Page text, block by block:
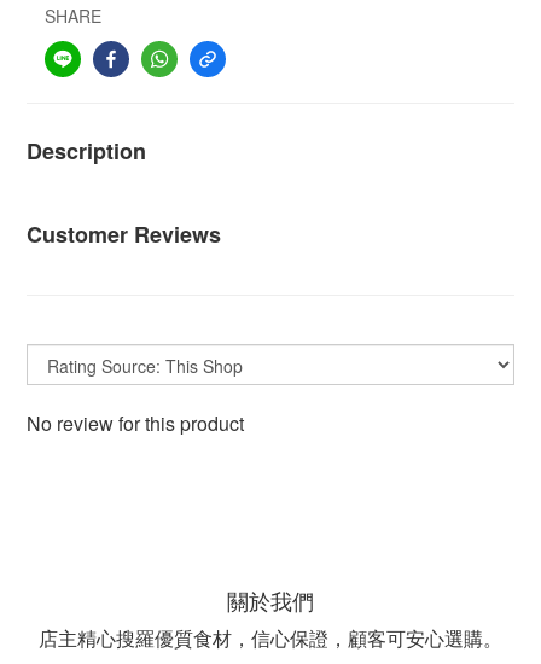
SHARE
Description
Customer Reviews
No review for this product
關於我們
店主精心搜羅優質食材，信心保證，顧客可安心選購。